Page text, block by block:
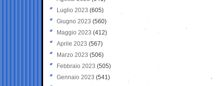
Luglio 2023 (605)
Giugno 2023 (560)
Maggio 2023 (412)
Aprile 2023 (567)
Marzo 2023 (506)
Febbraio 2023 (505)
Gennaio 2023 (541)